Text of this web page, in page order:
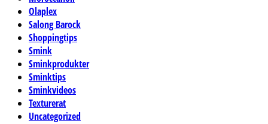
Olaplex
Salong Barock
Shoppingtips
Smink
Sminkprodukter
Sminktips
Sminkvideos
Texturerat
Uncategorized